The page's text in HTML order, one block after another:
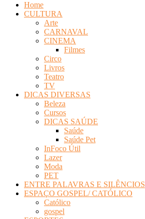
Home
CULTURA
Arte
CARNAVAL
CINEMA
Filmes
Circo
Livros
Teatro
TV
DICAS DIVERSAS
Beleza
Cursos
DICAS SAÚDE
Saúde
Saúde Pet
InFoco Útil
Lazer
Moda
PET
ENTRE PALAVRAS E SILÊNCIOS
ESPAÇO GOSPEL/ CATÓLICO
Católico
gospel